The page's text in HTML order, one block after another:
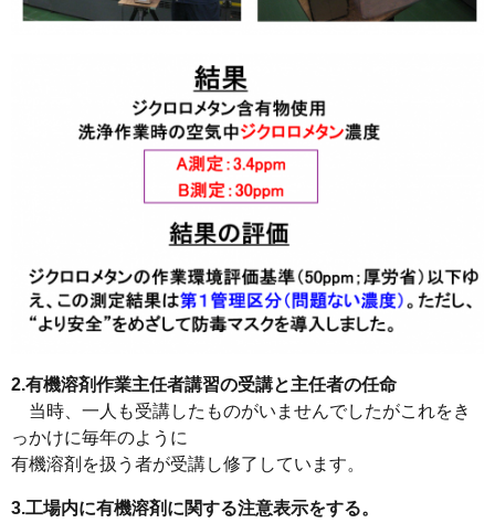
2.有機溶剤作業主任者講習の受講と主任者の任命
当時、一人も受講したものがいませんでしたがこれをき
っかけに毎年のように
有機溶剤を扱う者が受講し修了しています。
3.工場内に有機溶剤に関する注意表示をする。